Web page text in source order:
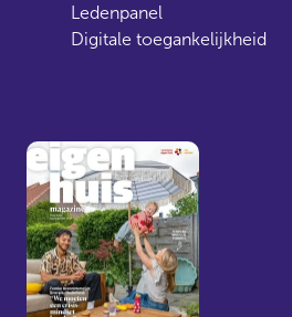
Ledenpanel
Digitale toegankelijkheid